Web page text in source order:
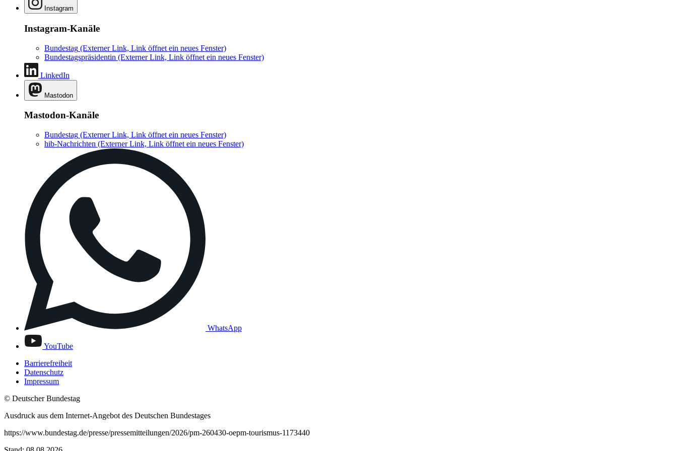
Instagram
Instagram-Kanäle
Bundestag (Externer Link, Link öffnet ein neues Fenster)
Bundestagspräsidentin (Externer Link, Link öffnet ein neues Fenster)
LinkedIn
Mastodon
Mastodon-Kanäle
Bundestag (Externer Link, Link öffnet ein neues Fenster)
hib-Nachrichten (Externer Link, Link öffnet ein neues Fenster)
WhatsApp
YouTube
Barrierefreiheit
Datenschutz
Impressum
© Deutscher Bundestag
Ausdruck aus dem Internet-Angebot des Deutschen Bundestages
https://www.bundestag.de/presse/pressemitteilungen/2026/pm-260430-oepm-tourismus-1173440